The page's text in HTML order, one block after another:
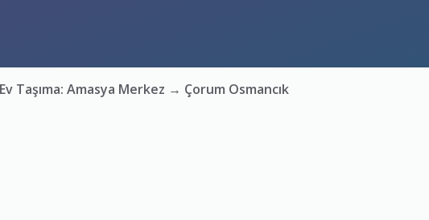
Taşıma: Amasya Merkez → Çorum Osmancık